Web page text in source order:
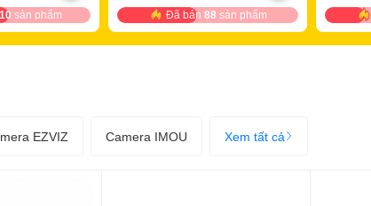
sản phẩm Đã bán 88 sản phẩm
EZVIZ Camera IMOU Xem tất cả